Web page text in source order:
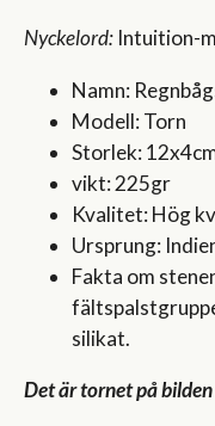
Nyckelord: Intuition-
Namn:
Modell: Torn
Storlek:
vikt: 225gr
Kvalitet: Hög
Ursprung:
Fakta om
silikat.
Det är tornet på